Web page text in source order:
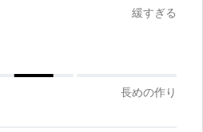
緩すぎる
長めの作り